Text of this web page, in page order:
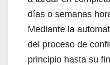
días o semanas
Mediante la
del proceso de
principio hasta su